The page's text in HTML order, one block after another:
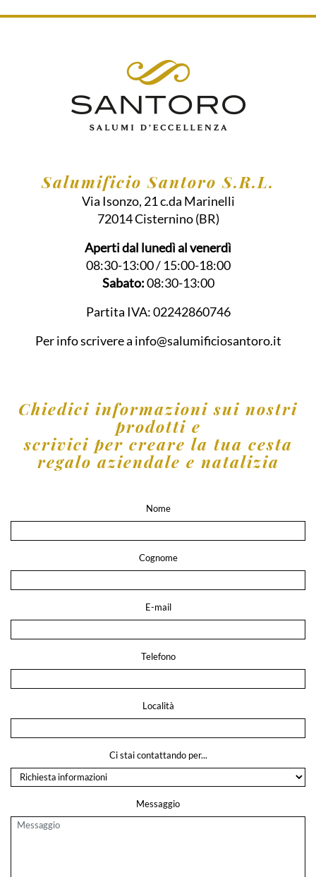
Salumificio Santoro S.R.L.
Via Isonzo, 21 c.da Marinelli
72014Cisternino (BR)
Aperti dal lunedì al venerdì
08:30-13:00 / 15:00-18:00
Sabato:08:30-13:00
Partita IVA:02242860746
Per info scrivere a info@salumificiosantoro.it
Chiedici informazioni sui nostri
prodotti e
scrivici per creare la tua cesta
regalo aziendale e natalizia
Nome
Cognome
E-mail
Telefono
Località
Ci stai contattando per...
Messaggio